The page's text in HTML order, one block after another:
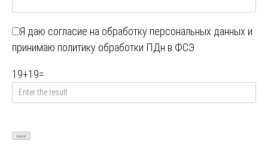
Я даю согласие на обработку персональных данных и
принимаю политику обработки ПДн в ФСЭ
19+19=